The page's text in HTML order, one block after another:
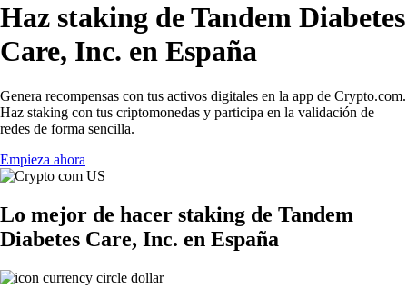
Haz staking de Tandem Diabetes
Care, Inc. en España
Genera recompensas con tus activos digitales en la app de Crypto.com.
Haz staking con tus criptomonedas y participa en la validación de
redes de forma sencilla.
Empieza ahora
Lo mejor de hacer staking de Tandem
Diabetes Care, Inc. en España